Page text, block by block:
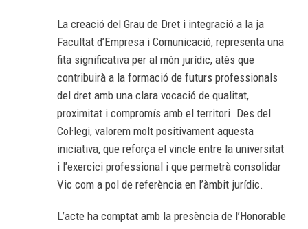
La creació del Grau de Dret i integració a la ja
Facultat d’Empresa i Comunicació, representa una
fita significativa per al món jurídic, atès que
contribuirà a la formació de futurs professionals
del dret amb una clara vocació de qualitat,
proximitat i compromís amb el territori. Des del
Col·legi, valorem molt positivament aquesta
iniciativa, que reforça el vincle entre la universitat
i l’exercici professional i que permetrà consolidar
Vic com a pol de referència en l’àmbit jurídic.
L’acte ha comptat amb la presència de l’Honorable